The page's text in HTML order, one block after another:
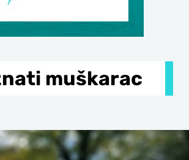
muškarac